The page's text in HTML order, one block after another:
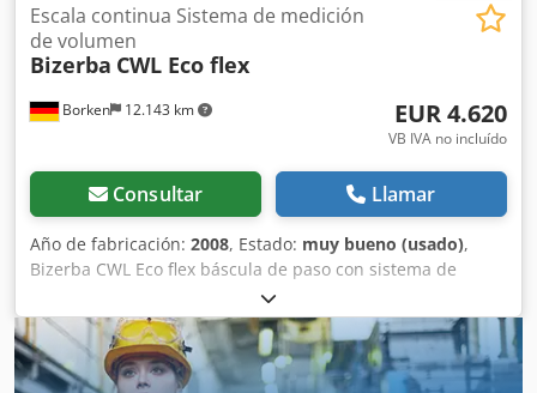
Borken 12.143 km
Escala continua Sistema de medición
de volumen
Bizerba CWL Eco flex
EUR 4.620
VB IVA no incluído
Consultar Llamar
Año de fabricación: 2008, Estado: muy bueno (usado),
Bizerba CWL Eco flex báscula de paso con sistema de
medición de volumen Sick VMS520 Báscula de paso
Bizerba CWL Eco flex Pesaje dinámico con determinación
de volumen La CWL Eco flex se integra casi sin esfuerzo en
sistemas de envío de paquetes, sistemas de clasificación y